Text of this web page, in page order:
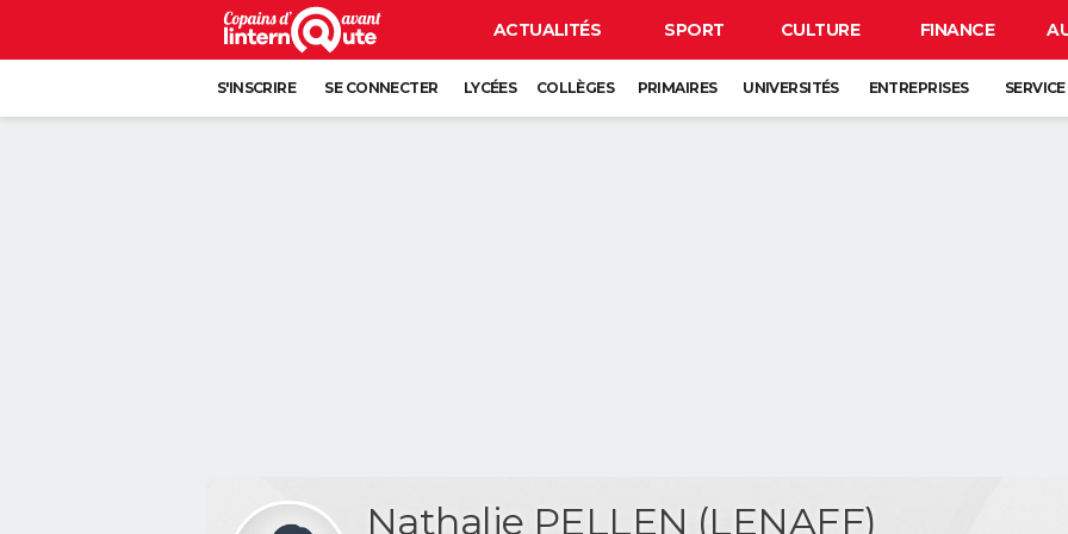
ACTUALITÉS SPORT CULTURE FINANCE
S'INSCRIRE SE CONNECTER LYCÉES COLLÈGES PRIMAIRES UNIVERSITÉS ENTREPRISES
Nathalie PELLEN (LENAFF)